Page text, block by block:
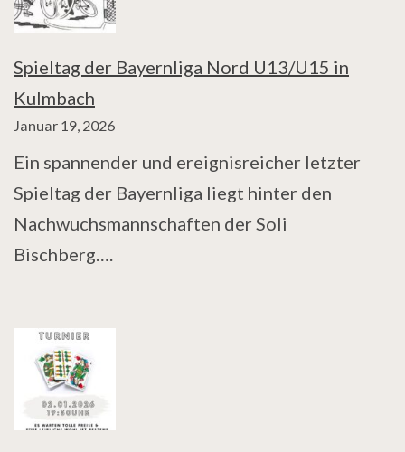
Spieltag der Bayernliga Nord U13/U15 in
Kulmbach
Januar 19, 2026
Ein spannender und ereignisreicher letzter
Spieltag der Bayernliga liegt hinter den
Nachwuchsmannschaften der Soli
Bischberg….